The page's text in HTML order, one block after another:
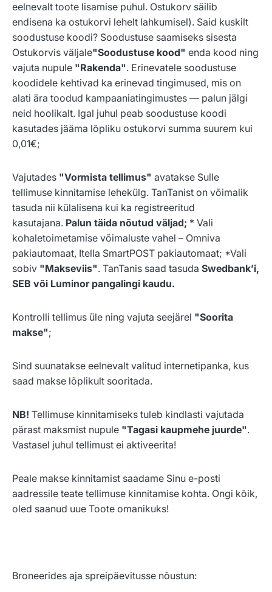
eelnevalt toote lisamise puhul. Ostukorv säilib
endisena ka ostukorvi lehelt lahkumisel). Said kuskilt
soodustuse koodi? Soodustuse saamiseks sisesta
Ostukorvis väljale"Soodustuse kood" enda kood ning
vajuta nupule "Rakenda". Erinevatele soodustuse
koodidele kehtivad ka erinevad tingimused, mis on
alati ära toodud kampaaniatingimustes — palun jälgi
neid hoolikalt. Igal juhul peab soodustuse koodi
kasutades jääma lõpliku ostukorvi summa suurem kui
0,01€;
Vajutades "Vormista tellimus" avatakse Sulle
tellimuse kinnitamise lehekülg. TanTanist on võimalik
tasuda nii külalisena kui ka registreeritud
kasutajana. Palun täida nõutud väljad; * Vali
kohaletoimetamise võimaluste vahel – Omniva
pakiautomaat, Itella SmartPOST pakiautomaat; *Vali
sobiv "Makseviis". TanTanis saad tasuda Swedbank’i,
SEB või Luminor pangalingi kaudu.
Kontrolli tellimus üle ning vajuta seejärel "Soorita
makse";
Sind suunatakse eelnevalt valitud internetipanka, kus
saad makse lõplikult sooritada.
NB! Tellimuse kinnitamiseks tuleb kindlasti vajutada
pärast maksmist nupule "Tagasi kaupmehe juurde".
Vastasel juhul tellimust ei aktiveerita!
Peale makse kinnitamist saadame Sinu e-posti
aadressile teate tellimuse kinnitamise kohta. Ongi kõik,
oled saanud uue Toote omanikuks!
Broneerides aja spreipäevitusse nõustun: